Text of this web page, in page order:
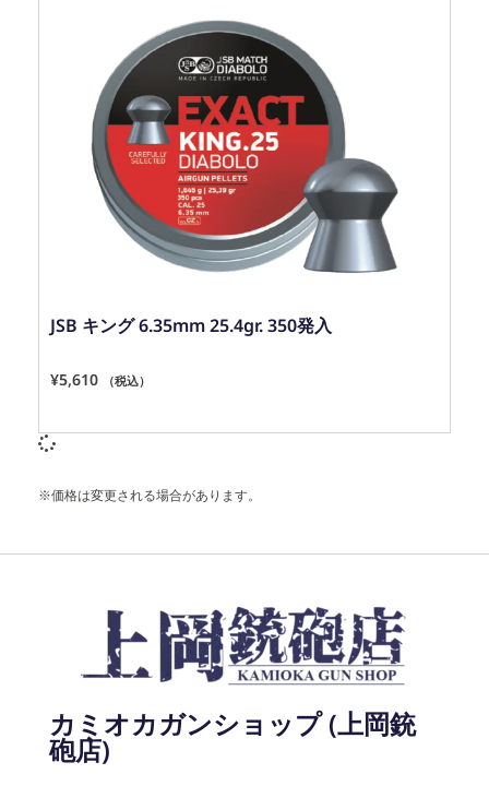
JSB キング 6.35mm 25.4gr. 350発入
¥5,610 （税込）
※価格は変更される場合があります。
カミオカガンショップ (上岡銃
砲店)